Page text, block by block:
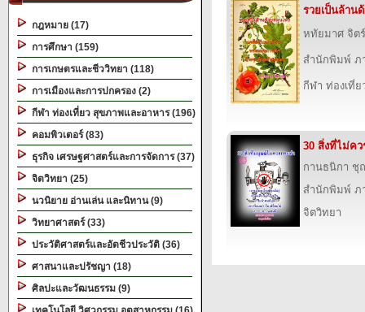
กฎหมาย (17)
การศึกษา (159)
การเกษตรและชีววิทยา (118)
การเมืองและการปกครอง (2)
กีฬา ท่องเที่ยว สุขภาพและอาหาร (196)
คอมพิวเตอร์ (83)
ธุรกิจ เศรษฐศาสตร์และการจัดการ (37)
จิตวิทยา (25)
นวนิยาย อ่านเล่น และนิทาน (9)
วิทยาศาสตร์ (33)
ประวัติศาสตร์และอัตชีวประวัติ (36)
ศาสนาและปรัชญา (18)
ศิลปะและวัฒนธรรม (9)
รวยเป็นล้าน
หทัยมาศ จิต
สำนักพิมพ์ ภ
กีฬา ท่องเที่
30 สิ่งที่ไม่ค
กานธนิกา ชุ
สำนักพิมพ์ ภ
จิตวิทยา